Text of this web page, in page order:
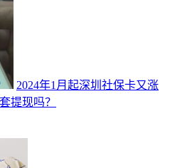
2024年1月起深圳社保卡又涨
提现吗？